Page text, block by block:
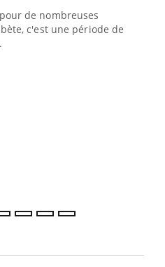
de nombreuses
c'est une période de